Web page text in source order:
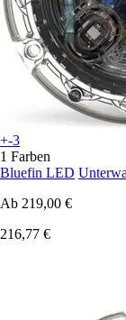
+-3
1 Farben
Bluefin LED
Ab 219,00 €
216,77 €